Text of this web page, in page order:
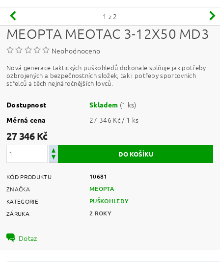
1 z 2
MEOPTA MEOTAC 3-12X50 MD3
Neohodnoceno
Nová generace taktických puškohledů dokonale splňuje jak potřeby
ozbrojených a bezpečnostních složek, tak i potřeby sportovních
střelců a těch nejnáročnějších lovců.
Dostupnost Skladem (1 ks)
Měrná cena 27 346 Kč / 1 ks
27 346 Kč
KÓD PRODUKTU 10681
ZNAČKA MEOPTA
KATEGORIE PUŠKOHLEDY
ZÁRUKA 2 ROKY
Dotaz